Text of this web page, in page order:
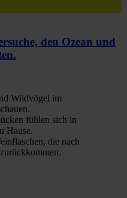
den Ozean und
Wildvögel im
fühlen sich in
Hause.
die nach